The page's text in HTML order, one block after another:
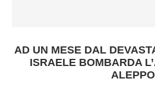
AD UN MESE DAL
ISRAELE BOMBARDA
ALEPPO